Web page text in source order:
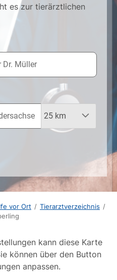
es zur tierärztlichen
vor Ort / Tierarztverzeichnis /
kann diese Karte
können über den Button
anpassen.